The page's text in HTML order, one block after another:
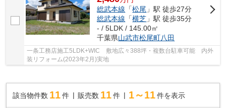
総武本線 「松尾 」駅 徒歩27分
総武本線 「横芝 」駅 徒歩35分
- / 5LDK / 145.00㎡
千葉県山武市松尾町八田
一条工務店施工5LDK+WIC 敷地広々388坪・複数台駐車可能 内外
装リフォーム(2023年2月)実地
該当物件数 11件 販売数 11 件 1～11 件を表示